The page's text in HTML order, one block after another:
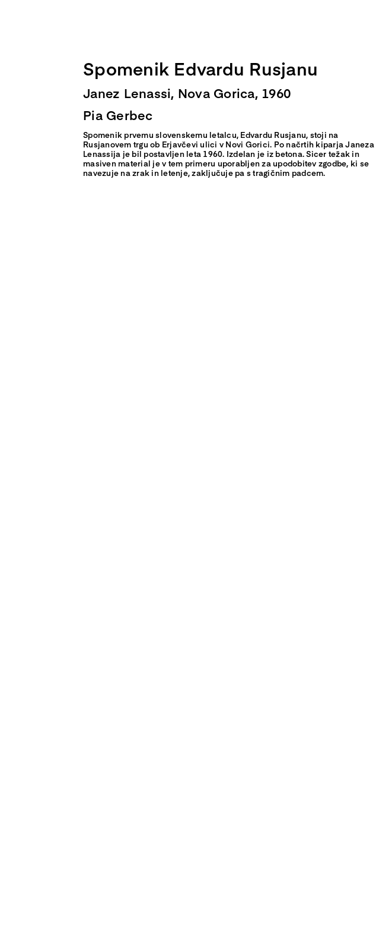
Spomenik Edvardu Rusjanu
Janez Lenassi, Nova Gorica, 1960
Pia Gerbec
Spomenik prvemu slovenskemu letalcu, Edvardu Rusjanu, stoji na
Rusjanovem trgu ob Erjavčevi ulici v Novi Gorici. Po načrtih kiparja Janeza
Lenassija je bil postavljen leta 1960. Izdelan je iz betona. Sicer težak in
masiven material je v tem primeru uporabljen za upodobitev zgodbe, ki se
navezuje na zrak in letenje, zaključuje pa s tragičnim padcem.